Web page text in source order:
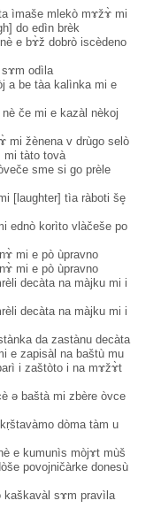
ìmaše mlekò mɤžɤ̀ mi
do edìn brèk
e bɤ̀ž dobrò iscèdeno
sɤm odìla
a be tàa kalìnka mi e
če mi e kazàl nèkoj
mi žènena v drùgo selò
mi tàto tovà
sme si go prèle
[laughter] tìa ràboti še̥
ednò korìto vlàčeše po
mi e pò ùpravno
mi e pò ùpravno
decàta na màjku mi i
decàta na màjku mi i
da zastànu decàta
e zapisàl na baštù mu
i zaštòto i na mɤžɤ̀t
ə baštà mi zbère òvce
dòma tàm u
e kumunìs mòjɤt mùš
povojničàrke donesù
kaškavàl sɤm pravìla